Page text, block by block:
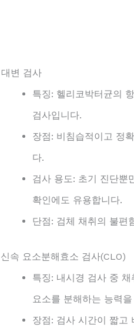
변 검사
특징: 헬리코박터균의
검사입니다.
장점: 비침습적이고 정
다.
검사 용도: 초기 진단뿐
확인에도 유용합니다.
단점: 검체 채취의 불편
속 요소분해효소 검사(CLO)
특징: 내시경 검사 중 채
요소를 분해하는 능력
장점: 검사 시간이 짧고